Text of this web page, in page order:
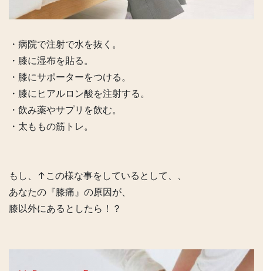
・病院で注射で水を抜く。
・膝に湿布を貼る。
・膝にサポーターをつける。
・膝にヒアルロン酸を注射する。
・飲み薬やサプリを飲む。
・太ももの筋トレ。
もし、↑この様な事をしているとして、、
あなたの『膝痛』の原因が、
膝以外にあるとしたら！？